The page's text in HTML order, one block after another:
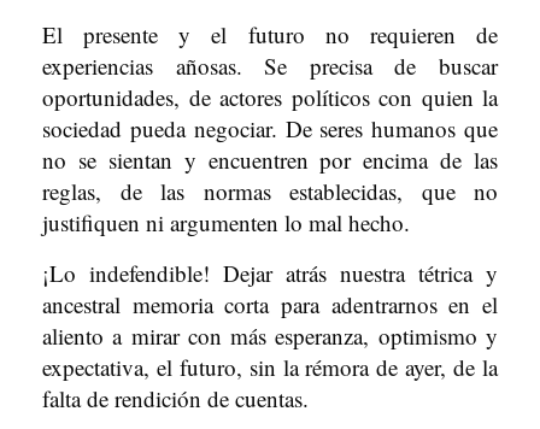
El presente y el futuro no requieren de
experiencias añosas. Se precisa de buscar
oportunidades, de actores políticos con quien la
sociedad pueda negociar. De seres humanos que
no se sientan y encuentren por encima de las
reglas, de las normas establecidas, que no
justifiquen ni argumenten lo mal hecho.
¡Lo indefendible! Dejar atrás nuestra tétrica y
ancestral memoria corta para adentrarnos en el
aliento a mirar con más esperanza, optimismo y
expectativa, el futuro, sin la rémora de ayer, de la
falta de rendición de cuentas.